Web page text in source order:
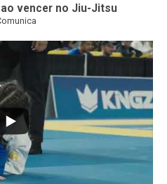
vencer no Jiu-Jitsu
...